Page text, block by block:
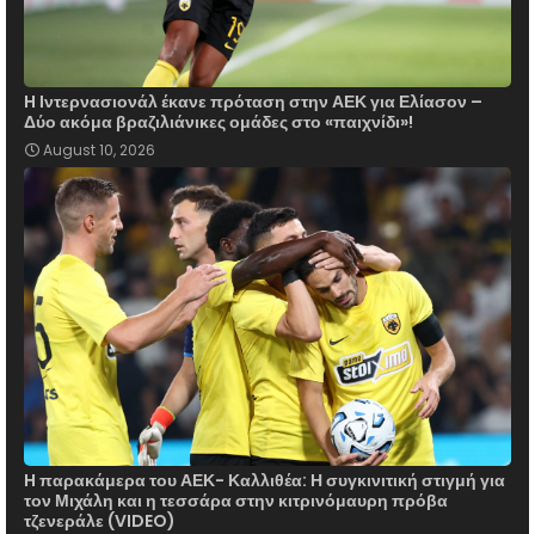
H Ιντερνασιονάλ έκανε πρόταση στην ΑΕΚ για Ελίασον –
Δύο ακόμα βραζιλιάνικες ομάδες στο «παιχνίδι»!
August 10, 2026
H παρακάμερα του ΑΕΚ- Καλλιθέα: Η συγκινιτική στιγμή για
τον Μιχάλη και η τεσσάρα στην κιτρινόμαυρη πρόβα
τζενεράλε (VIDEO)